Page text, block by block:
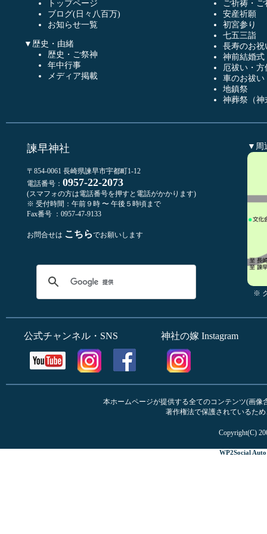
トップページ
ブログ(日々八百万)
お知らせ一覧
▼歴史・由緒
歴史・ご祭神
年中行事
メディア掲載
ご祈祷・
安産祈願
初宮参り
七五三詣
長寿のお祝
神前結婚式
厄祓い・方
車のお祓い
地鎮祭
神葬祭（神
諫早神社
〒854-0061 長崎県諫早市宇都町1-12
電話番号： 0957-22-2073
(スマフォの方は電話番号を押すと電話がかかります)
※ 受付時間：午前９時 〜 午後５時頃まで
Fax番号 ：0957-47-9133
お問合せは こちらでお願いします
▼周
※
公式チャンネル・SNS 神社の嫁 Instagram
本ホームページが提供する全てのコンテンツ(画
著作権法で保護されているた
Copyright(C)
WP2Social